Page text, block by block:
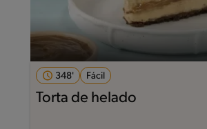
348' Fácil
Torta de helado